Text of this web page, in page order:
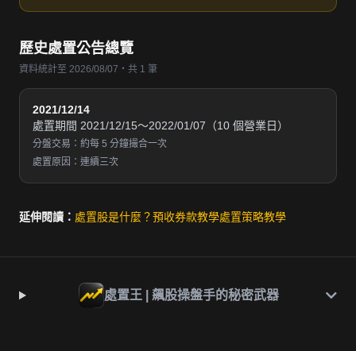
歷史處置公告總覽
資料統計至 2026/08/07・共 1 筆
2021/12/14
處置期間 2021/12/15～2022/01/07（10 個營業日）
分盤交易：約每 5 分鐘撮合一次
處置原因：連續三次
延伸閱讀： 處置股是什麼？預收券款教學處置策略教學
處置王 | 飆股操盤手的秘密武器